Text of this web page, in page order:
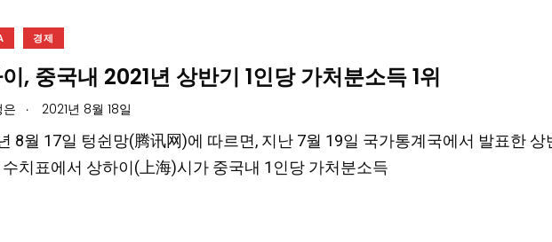
경제
, 중국내 2021년 상반기 1인당 가처분소득 1위
은 . 2021년 8월 18일
8월 17일 텅쉰망(腾讯网)에 따르면, 지난 7월 19일 국가통계국에서 발표한
치표에서 상하이(上海)시가 중국내 1인당 가처분소득